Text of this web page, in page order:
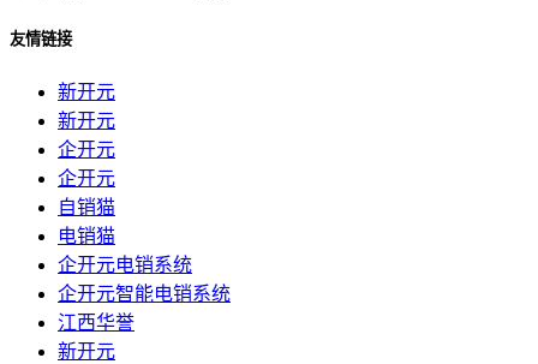
友情链接
新开元
新开元
企开元
企开元
自销猫
电销猫
企开元电销系统
企开元智能电销系统
江西华誉
新开元